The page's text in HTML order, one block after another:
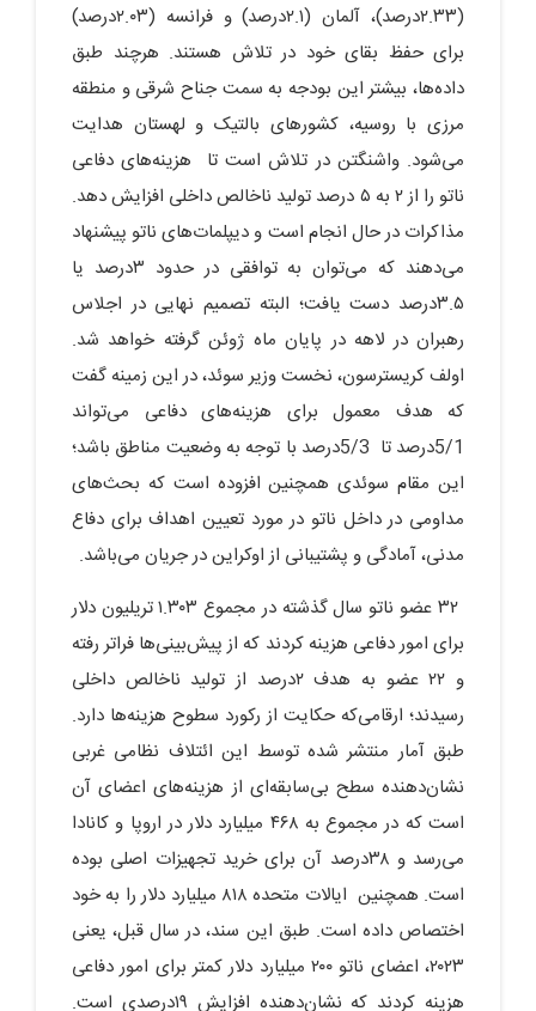
(۲.۳۳درصد)، آلمان (۲.۱درصد) و فرانسه (۲.۰۳درصد)
برای حفظ بقای خود در تلاش هستند. هرچند طبق
داده‌ها، بیشتر این بودجه به سمت جناح شرقی و منطقه
مرزی با روسیه، کشورهای بالتیک و لهستان هدایت
می‌شود. واشنگتن در تلاش است تا هزینه‌های دفاعی
ناتو را از ۲ به ۵ درصد تولید ناخالص داخلی افزایش دهد.
مذاکرات در حال انجام است و دیپلمات‌های ناتو پیشنهاد
می‌دهند که می‌توان به توافقی در حدود ۳درصد یا
۳.۵درصد دست یافت؛ البته تصمیم نهایی در اجلاس
رهبران در لاهه در پایان ماه ژوئن گرفته خواهد شد.
اولف کریسترسون، نخست وزیر سوئد، در این زمینه گفت
که هدف معمول برای هزینه‌های دفاعی می‌تواند
5/1درصد تا 5/3درصد با توجه به وضعیت مناطق باشد؛
این مقام سوئدی همچنین افزوده است که بحث‌های
مداومی در داخل ناتو در مورد تعیین اهداف برای دفاع
مدنی، آمادگی و پشتیبانی از اوکراین در جریان می‌باشد.
۳۲ عضو ناتو سال گذشته در مجموع ۱.۳۰۳ تریلیون دلار
برای امور دفاعی هزینه کردند که از پیش‌بینی‌ها فراتر رفته
و ۲۲ عضو به هدف ۲درصد از تولید ناخالص داخلی
رسیدند؛ ارقامی‌که حکایت از رکورد سطوح هزینه‌ها دارد.
طبق آمار منتشر شده توسط این ائتلاف نظامی غربی
نشان‌دهنده سطح بی‌سابقه‌ای از هزینه‌های اعضای آن
است که در مجموع به ۴۶۸ میلیارد دلار در اروپا و کانادا
می‌رسد و ۳۸درصد آن برای خرید تجهیزات اصلی بوده
است. همچنین ایالات متحده ۸۱۸ میلیارد دلار را به خود
اختصاص داده است. طبق این سند، در سال قبل، یعنی
۲۰۲۳، اعضای ناتو ۲۰۰ میلیارد دلار کمتر برای امور دفاعی
هزینه کردند که نشان‌دهنده افزایش ۱۹درصدی است.